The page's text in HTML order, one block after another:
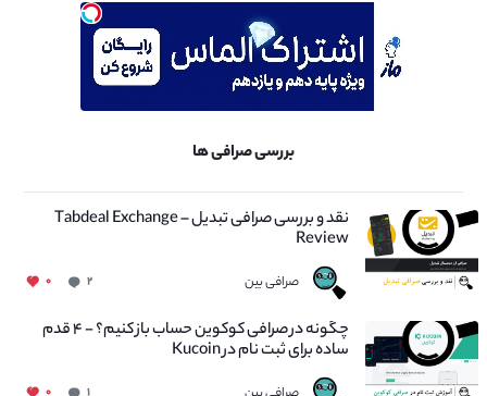
بررسی صرافی ها
نقد و بررسی صرافی تبدیل – Tabdeal Exchange
Review
صرافی بین ۲ ۰
چگونه در صرافی کوکوین حساب باز کنیم؟ - ۴ قدم
ساده برای ثبت نام در Kucoin